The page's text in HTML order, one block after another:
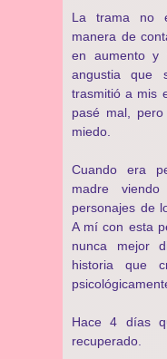
La trama no
manera de
en aumento y
angustia que
trasmitió a mis
pasé mal,
miedo.
Cuando era
madre
personajes de
A mí con esta
nunca mejor
historia que
Hace 4 días
recuperado.